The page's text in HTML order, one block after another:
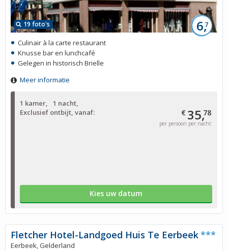
1 kamer
1 nacht
Exclusief ontbijt, vanaf:
€ 35,78
per persoon per nacht
Kies uw datum
19 foto's 6,7
Culinair à la carte restaurant
Knusse bar en lunchcafé
Gelegen in historisch Brielle
Meer informatie
Fletcher Hotel-Landgoed Huis Te Eerbeek***
Eerbeek, Gelderland